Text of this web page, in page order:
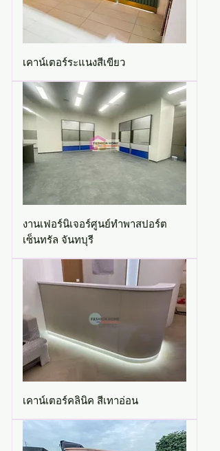
เคาน์เตอร์ระแนงสีเขียว
งานเฟอร์นิเจอร์ศูนย์ทำพาสปอร์ต
เซ็นทรัล จันทบุรี
เคาน์เตอร์คลินิค สีเทาอ่อน